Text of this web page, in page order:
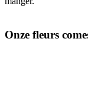
Onze fleurs